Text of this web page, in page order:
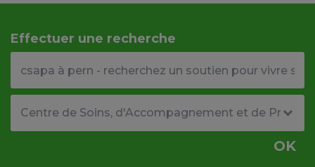
Effectuer une recherche
OK